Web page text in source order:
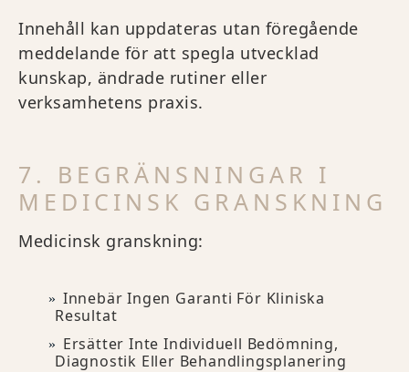
Innehåll kan uppdateras utan föregående
meddelande för att spegla utvecklad
kunskap, ändrade rutiner eller
verksamhetens praxis.
7. BEGRÄNSNINGAR I
MEDICINSK GRANSKNING
Medicinsk granskning:
Innebär Ingen Garanti För Kliniska
Resultat
Ersätter Inte Individuell Bedömning,
Diagnostik Eller Behandlingsplanering